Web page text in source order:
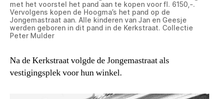
met het voorstel het pand aan te kopen voor fl. 6150,-.
Vervolgens kopen de Hoogma’s het pand op de
Jongemastraat aan. Alle kinderen van Jan en Geesje
werden geboren in dit pand in de Kerkstraat. Collectie
Peter Mulder
Na de Kerkstraat volgde de Jongemastraat als
vestigingsplek voor hun winkel.